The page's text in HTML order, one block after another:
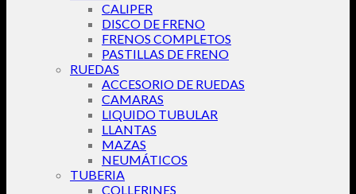
CALIPER
DISCO DE FRENO
FRENOS COMPLETOS
PASTILLAS DE FRENO
RUEDAS
ACCESORIO DE RUEDAS
CAMARAS
LIQUIDO TUBULAR
LLANTAS
MAZAS
NEUMÁTICOS
TUBERIA
COLLERINES